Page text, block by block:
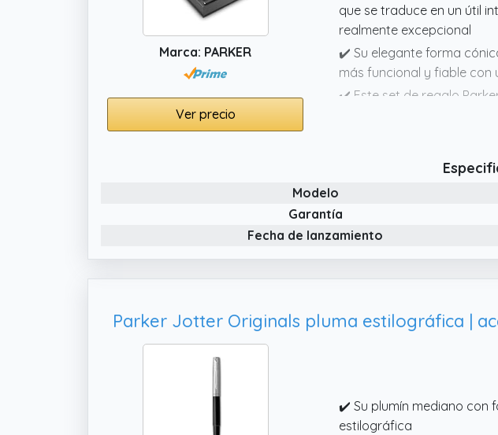
Marca: PARKER
Ver precio
que se traduce en un útil
realmente excepcional
✔️ Su elegante forma
más funcional y fiable con
✔️ Este set de regalo
de PU; un regalo muy
emblema de discreta
Modelo
Garantía
Fecha de lanzamiento
✔️ Su plumín mediano con
estilográfica